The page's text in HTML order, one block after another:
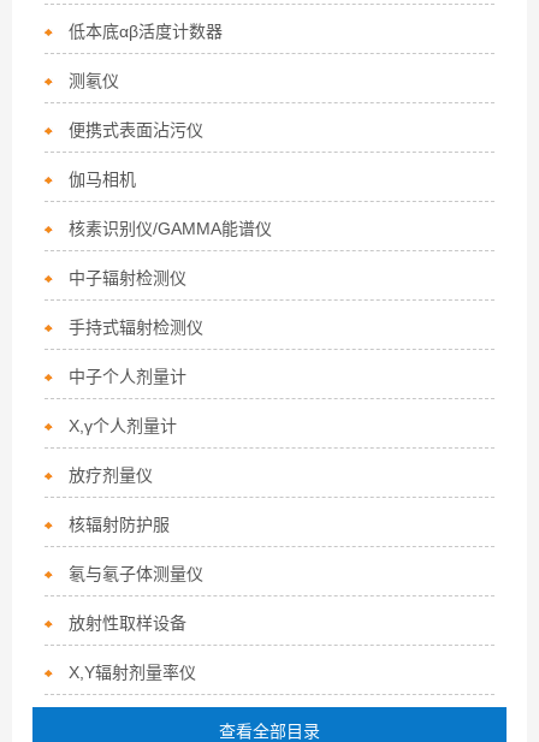
低本底αβ活度计数器
测氡仪
便携式表面沾污仪
伽马相机
核素识别仪/GAMMA能谱仪
中子辐射检测仪
手持式辐射检测仪
中子个人剂量计
X,γ个人剂量计
放疗剂量仪
核辐射防护服
氡与氡子体测量仪
放射性取样设备
X,Y辐射剂量率仪
查看全部目录